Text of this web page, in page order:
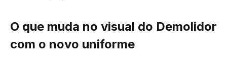
O que muda no visual do Demolidor
com o novo uniforme